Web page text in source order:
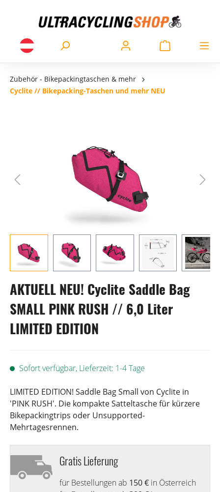
Zubehör - Bikepackingtaschen & mehr
Cyclite // Bikepacking-Taschen und mehr NEU
AKTUELL NEU! Cyclite Saddle Bag
SMALL PINK RUSH // 6,0 Liter
LIMITED EDITION
Sofort verfügbar, Lieferzeit: 1-4 Tage
LIMITED EDITION! Saddle Bag Small von Cyclite in
'PINK RUSH'. Die kompakte Satteltasche für kürzere
Bikepackingtrips oder Unsupported-
Mehrtagesrennen.
Gratis Lieferung
für Bestellungen ab 150 € in Österreich